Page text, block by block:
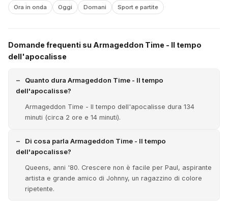
Ora in onda Oggi Domani Sport e partite
Domande frequenti su Armageddon Time - Il tempo
dell'apocalisse
Quanto dura Armageddon Time - Il tempo
dell'apocalisse?
Armageddon Time - Il tempo dell'apocalisse dura 134
minuti (circa 2 ore e 14 minuti).
Di cosa parla Armageddon Time - Il tempo
dell'apocalisse?
Queens, anni '80. Crescere non è facile per Paul, aspirante
artista e grande amico di Johnny, un ragazzino di colore
ripetente.